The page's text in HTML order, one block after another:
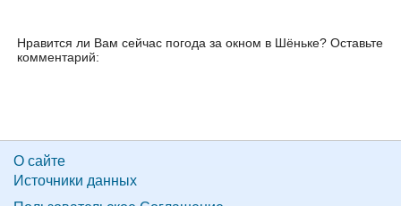
Нравится ли Вам сейчас погода за окном в Шёньке? Оставьте
комментарий:
О сайте
Источники данных